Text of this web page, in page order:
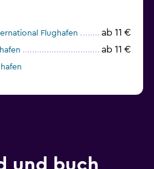
Flughafen ab 11 €
ab 11 €
und buch